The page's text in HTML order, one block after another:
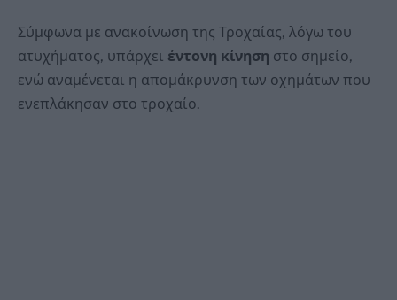
Σύμφωνα με ανακοίνωση της Τροχαίας, λόγω του
ατυχήματος, υπάρχει έντονη κίνηση στο σημείο,
ενώ αναμένεται η απομάκρυνση των οχημάτων που
ενεπλάκησαν στο τροχαίο.